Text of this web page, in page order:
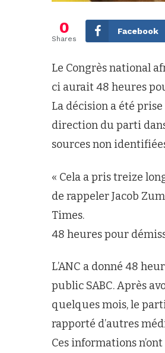
0
Shares
Facebook
Le Congrès national
ci aurait 48 heures
La décision a été
direction du parti
sources non
« Cela a pris treize
de rappeler Jacob
Times.
48 heures pour
L’ANC a donné 48
public SABC. Après
quelques mois, le
rapporté d’autres
Ces informations